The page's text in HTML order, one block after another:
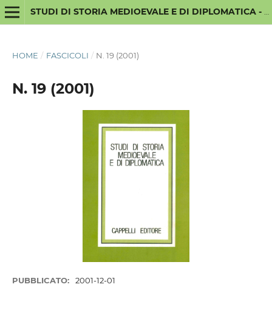
HOME / FASCICOLI / N. 19 (2001)
N. 19 (2001)
PUBBLICATO: 2001-12-01